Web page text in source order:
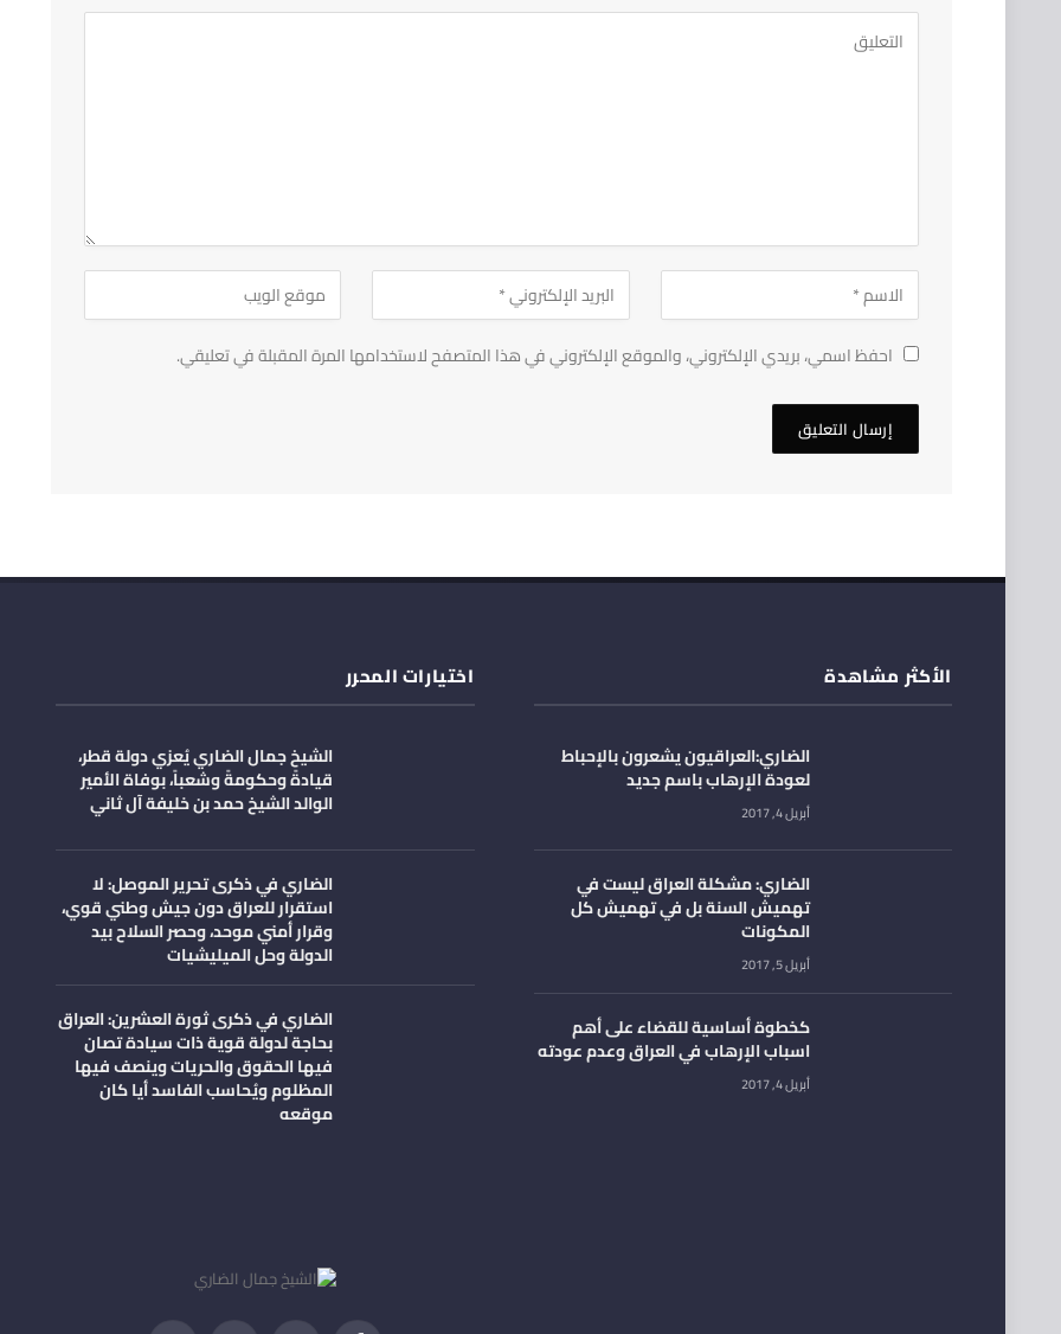
احفظ اسمي، بريدي الإلكتروني، والموقع الإلكتروني في هذا المتصفح لاستخدامها المرة المقبلة في تعليقي.
الأكثر مشاهدة
الضاري:العراقيون يشعرون بالإحباط
لعودة الإرهاب باسم جديد
أبريل 4, 2017
الضاري: مشكلة العراق ليست في
تهميش السنة بل في تهميش كل
المكونات
أبريل 5, 2017
كخطوة أساسية للقضاء على أهم
اسباب الإرهاب في العراق وعدم عودته
أبريل 4, 2017
اختيارات المحرر
الشيخ جمال الضاري يُعزي دولة قطر،
قيادةً وحكومةً وشعباً، بوفاة الأمير
الوالد الشيخ حمد بن خليفة آل ثاني
الضاري في ذكرى تحرير الموصل: لا
استقرار للعراق دون جيش وطني قوي،
وقرار أمني موحد، وحصر السلاح بيد
الدولة وحل الميليشيات
الضاري في ذكرى ثورة العشرين: العراق
بحاجة لدولة قوية ذات سيادة تصان
فيها الحقوق والحريات وينصف فيها
المظلوم ويُحاسب الفاسد أيا كان
موقعه